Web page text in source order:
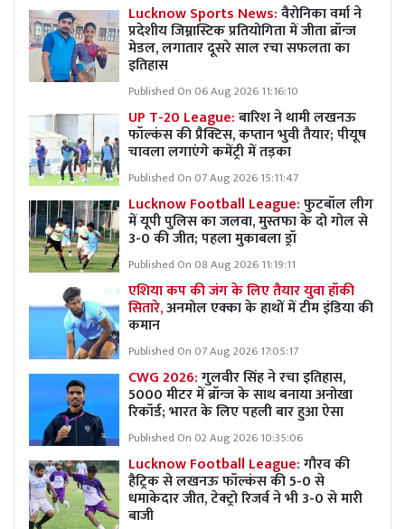
Lucknow Sports News:वैरोनिका वर्मा ने
प्रदेशीय जिम्नास्टिक प्रतियोगिता में जीता ब्रॉन्ज
मेडल, लगातार दूसरे साल रचा सफलता का
इतिहास
Published On 06 Aug 2026 11:16:10
UP T-20 League:बारिश ने थामी लखनऊ
फॉल्कंस की प्रैक्टिस, कप्तान भुवी तैयार; पीयूष
चावला लगाएंगे कमेंट्री में तड़का
Published On 07 Aug 2026 15:11:47
Lucknow Football League:फुटबॉल लीग
में यूपी पुलिस का जलवा, मुस्तफा के दो गोल से
3-0 की जीत; पहला मुकाबला ड्रॉ
Published On 08 Aug 2026 11:19:11
एशिया कप की जंग के लिए तैयार युवा हॉकी
सितारे,अनमोल एक्का के हाथों में टीम इंडिया की
कमान
Published On 07 Aug 2026 17:05:17
CWG 2026:गुलवीर सिंह ने रचा इतिहास,
5000 मीटर में ब्रॉन्ज के साथ बनाया अनोखा
रिकॉर्ड; भारत के लिए पहली बार हुआ ऐसा
Published On 02 Aug 2026 10:35:06
Lucknow Football League:गौरव की
हैट्रिक से लखनऊ फॉल्कंस की 5-0 से
धमाकेदार जीत, टेक्ट्रो रिजर्व ने भी 3-0 से मारी
बाजी